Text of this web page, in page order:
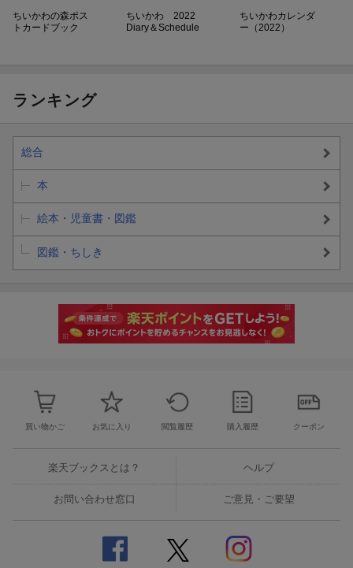
ちいかわの森ポス
トカードブック
ちいかわ 2022
Diary＆Schedule
ちいかわカレンダ
ー（2022）
ランキング
総合
本
絵本・児童書・図鑑
図鑑・ちしき
買い物かご お気に入り 閲覧履歴 購入履歴 クーポン
楽天ブックスとは？ ヘルプ
お問い合わせ窓口 ご意見・ご要望